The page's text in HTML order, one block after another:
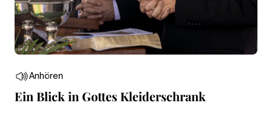
Anhören
Ein Blick in Gottes Kleiderschrank